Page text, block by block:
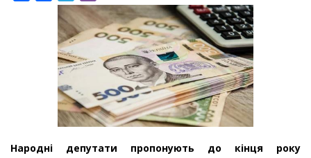
Народні депутати пропонують до кінця року